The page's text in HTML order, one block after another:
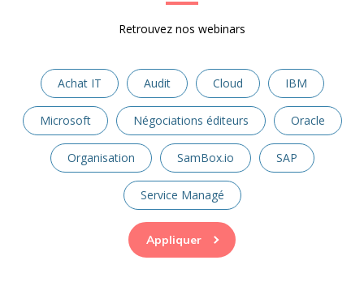
Retrouvez nos webinars
Achat IT Audit Cloud IBM
Microsoft Négociations éditeurs Oracle
Organisation SamBox.io SAP
Service Managé
Appliquer